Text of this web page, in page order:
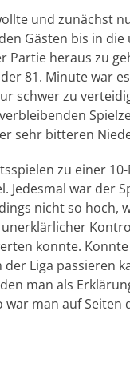
und zunächst
Gästen bis in
Partie heraus zu
81. Minute war
schwer zu
sehr bitteren
zu einer
war der
nicht so hoch,
konnte.
Liga passieren
man als
man auf